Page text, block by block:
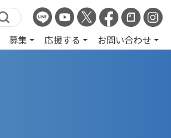
募集 応援する お問い合わせ